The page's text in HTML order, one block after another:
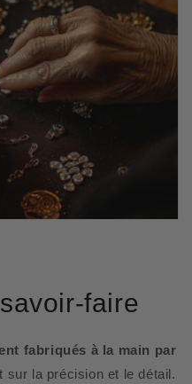
faire
fabriqués à la main par
sur la précision et le détail.